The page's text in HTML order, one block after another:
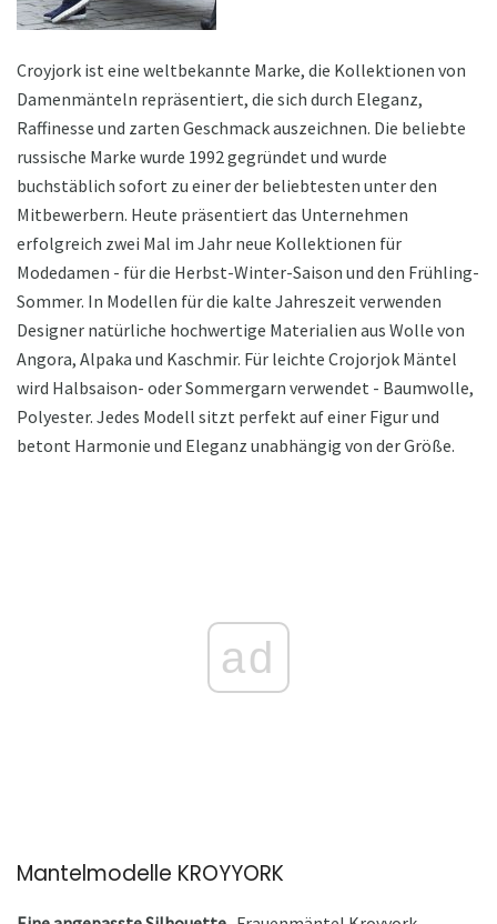
Croyjork ist eine weltbekannte Marke, die Kollektionen von
Damenmänteln repräsentiert, die sich durch Eleganz,
Raffinesse und zarten Geschmack auszeichnen. Die beliebte
russische Marke wurde 1992 gegründet und wurde
buchstäblich sofort zu einer der beliebtesten unter den
Mitbewerbern. Heute präsentiert das Unternehmen
erfolgreich zwei Mal im Jahr neue Kollektionen für
Modedamen - für die Herbst-Winter-Saison und den Frühling-
Sommer. In Modellen für die kalte Jahreszeit verwenden
Designer natürliche hochwertige Materialien aus Wolle von
Angora, Alpaka und Kaschmir. Für leichte Crojorjok Mäntel
wird Halbsaison- oder Sommergarn verwendet - Baumwolle,
Polyester. Jedes Modell sitzt perfekt auf einer Figur und
betont Harmonie und Eleganz unabhängig von der Größe.
ad
Mantelmodelle KROYYORK